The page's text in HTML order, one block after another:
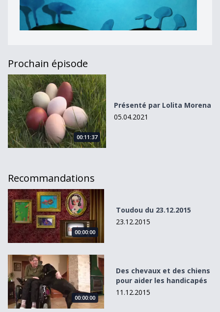
Prochain épisode
Présenté par Lolita Morena
00:11:37
Présenté par Lolita Morena
05.04.2021
Recommandations
Toudou du 23.12.2015
00:00:00
Toudou du 23.12.2015
23.12.2015
Des chevaux et des chiens pour aider les handicapés
00:00:00
Des chevaux et des chiens
pour aider les handicapés
11.12.2015